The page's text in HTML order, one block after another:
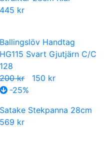
445 kr
Ballingslöv Handtag
HG115 Svart Gjutjärn C/C
128
200 kr 150 kr
-25%
Satake Stekpanna 28cm
569 kr